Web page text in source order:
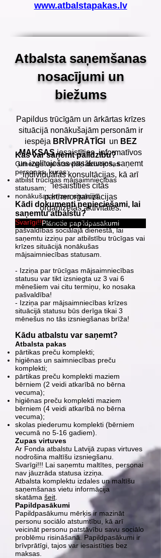
www.atbalstapakas.lv
Atbalsta saņemšanas
nosacījumi un
biežums
Papildus trūcīgām un ārkārtas krīzes
situācijā nonākušajām personām ir
iespēja BRĪVPRĀTĪGI un BEZ
MAKSASiesaistīties informatīvos
un izglītojošos pasākumos, saņemt
individuālas konsultācijas, kā arī
iesaistīties citās
partnerorganizācijas
organizētās aktivitātēs.
Plānotie papildpasākumi
Kas var saņemt palīdzību?
Ģimenes vai atsevišķi dzīvojošas
personas, kuras:
atbilst trūcīgas mājsaimniecības
statusam;
nonākušas krīzes situācijā.
Kādi dokumenti nepieciešami, lai
saņemtu atbalstu?
Svarīgi!!!Personai ir jāvēršas
pašvaldības sociālajā dienestā, lai
saņemtu izziņu par atbilstību trūcīgas vai
krīzes situācijā nonākušas
mājsaimniecības statusam.
- Izziņa par trūcīgas mājsaimniecības
statusu var tikt izsniegta uz 3 vai 6
mēnešiem vai citu termiņu, ko nosaka
pašvaldība!
- Izziņa par mājsaimniecības krīzes
situācijā statusu būs derīga tikai 3
mēnešus no tās izsniegšanas brīža!
Kādu atbalstu var saņemt?
Atbalsta pakas
pārtikas preču komplekti;
higiēnas un saimniecības preču
komplekti;
pārtikas preču komplekti maziem
bērniem (2 veidi atkarībā no bērna
vecuma);
higiēnas preču komplekti maziem
bērniem (4 veidi atkarībā no bērna
vecuma);
skolas piederumu komplekti (bērniem
vecumā no 5-16 gadiem).
Zupas virtuves
Ar Fonda atbalstu Latvijā zupas virtuves
nodrošina maltīšu izsniegšanu.
Svarīgi!!! Lai saņemtu maltītes, personai
nav jāuzrāda statusa izziņa.
Atbalsta komplektu izdales un maltīšu
saņemšanas vietu informācija
skatāma šeit
Papildpasākumi
Papildpasākumu mērķis ir mazināt
personu sociālo atstumtību, kā arī
veicināt personu patstāvību savu sociālo
problēmu risināšanā. Papildpasākumi ir
brīvprātīgi, tajos var iesaistīties bez
maksas.